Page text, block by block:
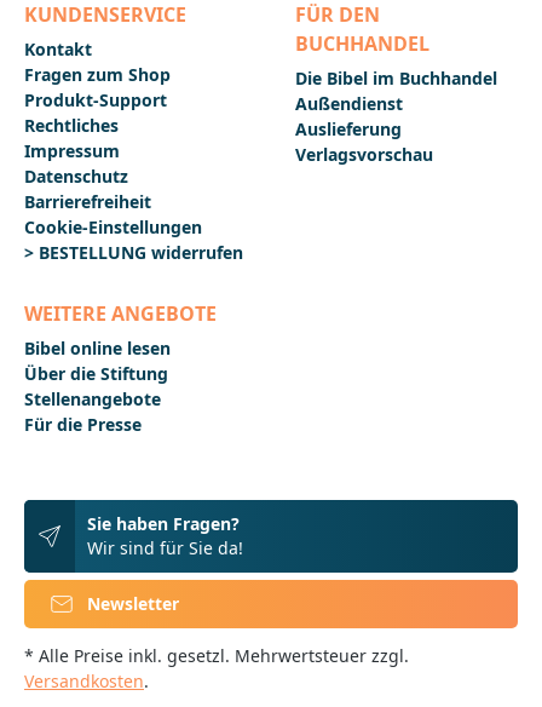
KUNDENSERVICE
Kontakt
Fragen zum Shop
Produkt-Support
Rechtliches
Impressum
Datenschutz
Barrierefreiheit
Cookie-Einstellungen
> BESTELLUNG widerrufen
FÜR DEN
BUCHHANDEL
Die Bibel im Buchhandel
Außendienst
Auslieferung
Verlagsvorschau
WEITERE ANGEBOTE
Bibel online lesen
Über die Stiftung
Stellenangebote
Für die Presse
Sie haben Fragen?
Wir sind für Sie da!
Newsletter
* Alle Preise inkl. gesetzl. Mehrwertsteuer zzgl.
Versandkosten.